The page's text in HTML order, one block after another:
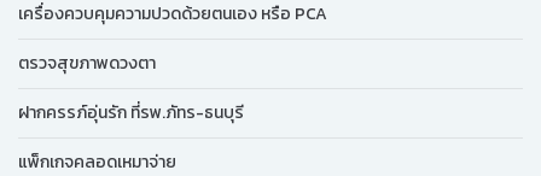
เครื่องควบคุมความปวดด้วยตนเอง หรือ PCA
ตรวจสุขภาพดวงตา
ฝากครรภ์อุ่นรัก ที่รพ.ภัทร-ธนบุรี
แพ็กเกจคลอดเหมาจ่าย